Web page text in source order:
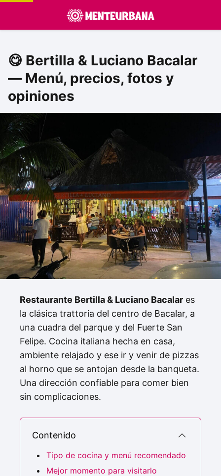
😋 Bertilla & Luciano Bacalar
— Menú, precios, fotos y
opiniones
Restaurante Bertilla & Luciano Bacalar es
la clásica trattoria del centro de Bacalar, a
una cuadra del parque y del Fuerte San
Felipe. Cocina italiana hecha en casa,
ambiente relajado y ese ir y venir de pizzas
al horno que se antojan desde la banqueta.
Una dirección confiable para comer bien
sin complicaciones.
Contenido
Tipo de cocina y menú recomendado
Mejor momento para visitarlo